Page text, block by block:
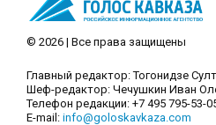
© 2026 | Все права защищены
Главный редактор: Тогонидзе
Шеф-редактор: Чечушкин Иван
Телефон редакции: +7 495 795-53-
E-mail: info@goloskavkaza.com